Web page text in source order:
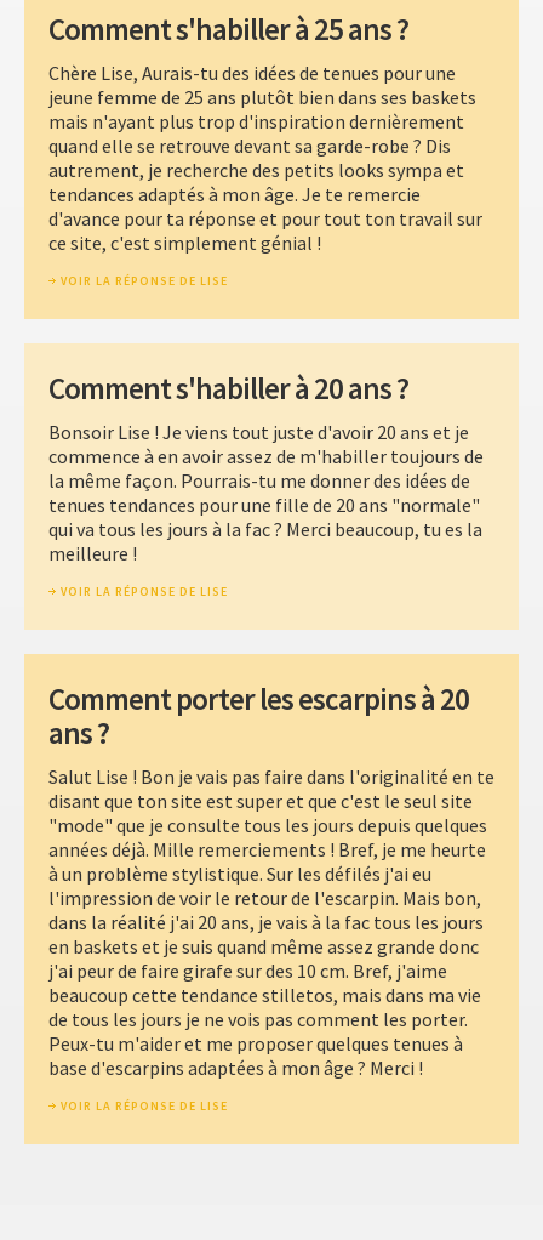
Comment s'habiller à 25 ans ?
Chère Lise, Aurais-tu des idées de tenues pour une
jeune femme de 25 ans plutôt bien dans ses baskets
mais n'ayant plus trop d'inspiration dernièrement
quand elle se retrouve devant sa garde-robe ? Dis
autrement, je recherche des petits looks sympa et
tendances adaptés à mon âge. Je te remercie
d'avance pour ta réponse et pour tout ton travail sur
ce site, c'est simplement génial !
VOIR LA RÉPONSE DE LISE
Comment s'habiller à 20 ans ?
Bonsoir Lise ! Je viens tout juste d'avoir 20 ans et je
commence à en avoir assez de m'habiller toujours de
la même façon. Pourrais-tu me donner des idées de
tenues tendances pour une fille de 20 ans "normale"
qui va tous les jours à la fac ? Merci beaucoup, tu es la
meilleure !
VOIR LA RÉPONSE DE LISE
Comment porter les escarpins à 20
ans ?
Salut Lise ! Bon je vais pas faire dans l'originalité en te
disant que ton site est super et que c'est le seul site
"mode" que je consulte tous les jours depuis quelques
années déjà. Mille remerciements ! Bref, je me heurte
à un problème stylistique. Sur les défilés j'ai eu
l'impression de voir le retour de l'escarpin. Mais bon,
dans la réalité j'ai 20 ans, je vais à la fac tous les jours
en baskets et je suis quand même assez grande donc
j'ai peur de faire girafe sur des 10 cm. Bref, j'aime
beaucoup cette tendance stilletos, mais dans ma vie
de tous les jours je ne vois pas comment les porter.
Peux-tu m'aider et me proposer quelques tenues à
base d'escarpins adaptées à mon âge ? Merci !
VOIR LA RÉPONSE DE LISE